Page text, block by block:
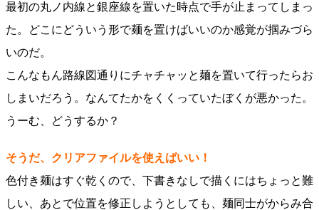
最初の丸ノ内線と銀座線を置いた時点で手が止まってしまっ
た。どこにどういう形で麺を置けばいいのか感覚が掴みづら
いのだ。
こんなもん路線図通りにチャチャッと麺を置いて行ったらお
しまいだろう。なんてたかをくくっていたぼくが悪かった。
うーむ、どうするか？
そうだ、クリアファイルを使えばいい！
色付き麺はすぐ乾くので、下書きなしで描くにはちょっと難
しい、あとで位置を修正しようとしても、麺同士がからみ合